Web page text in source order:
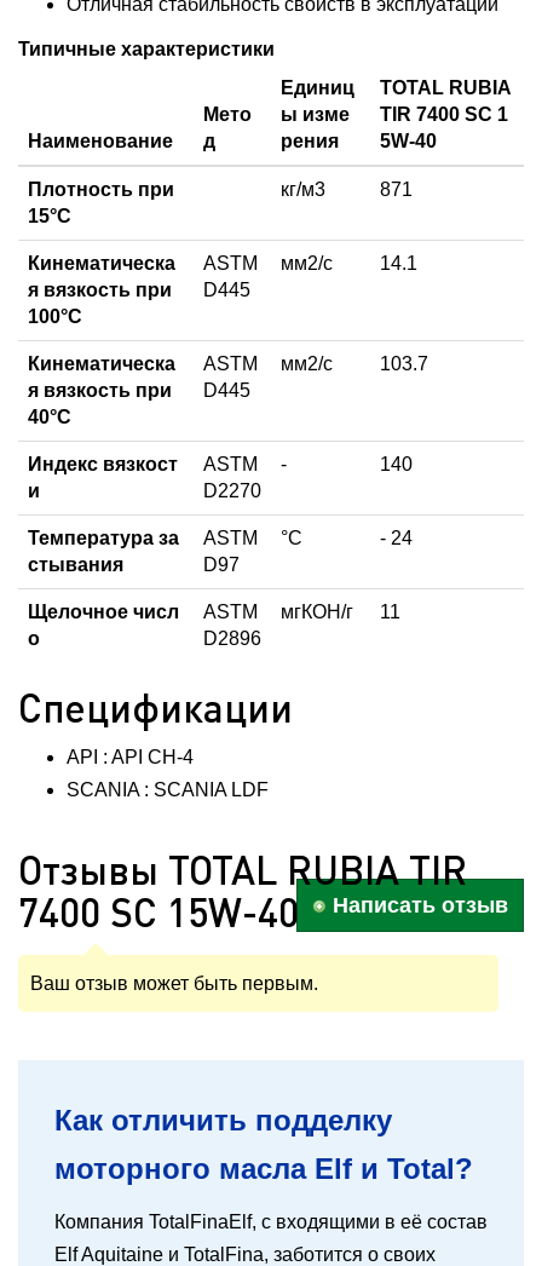
Отличная стабильность свойств в эксплуатации
Типичные характеристики
Наименование
Мето
д
Единиц
ы изме
рения
TOTAL RUBIA
TIR 7400 SC 1
5W-40
Плотность при
15°C
кг/м3 871
Кинематическа
я вязкость при
100°С
ASTM
D445
мм2/с 14.1
Кинематическа
я вязкость при
40°С
ASTM
D445
мм2/с 103.7
Индекс вязкост
и
ASTM
D2270
- 140
Температура за
стывания
ASTM
D97
°C - 24
Щелочное числ
о
ASTM
D2896
мгКОН/г 11
Спецификации
API : API CH-4
SCANIA : SCANIA LDF
Отзывы TOTAL RUBIA TIR
7400 SC 15W-40
Написать отзыв
Ваш отзыв может быть первым.
Как отличить подделку
моторного масла Elf и Total?
Компания TotalFinaElf, с входящими в её состав
Elf Aquitaine и TotalFina, заботится о своих